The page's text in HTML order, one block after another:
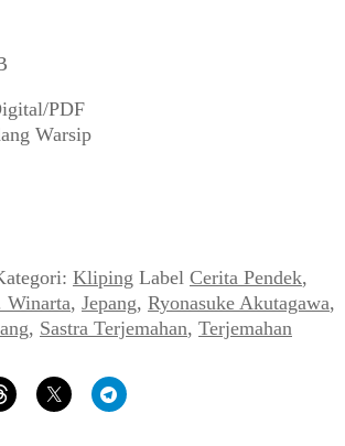
PDF
Warsip
Kliping Label Cerita Pendek,
Winarta, Jepang, Ryonasuke Akutagawa,
, Sastra Terjemahan, Terjemahan